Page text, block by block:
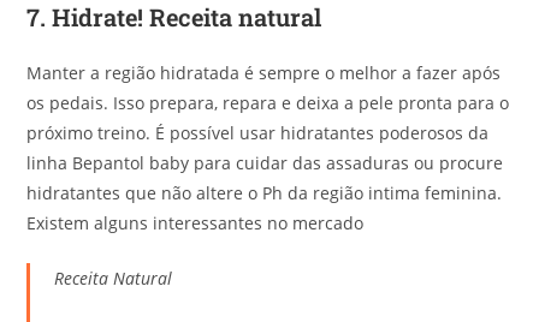
7.Hidrate! Receita natural
Manter a região hidratada é sempre o melhor a fazer após
os pedais. Isso prepara, repara e deixa a pele pronta para o
próximo treino. É possível usar hidratantes poderosos da
linha Bepantol baby para cuidar das assaduras ou procure
hidratantes que não altere o Ph da região intima feminina.
Existem alguns interessantes no mercado
Receita Natural